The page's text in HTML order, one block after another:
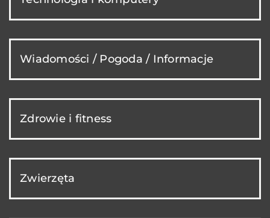
Wiadomości / Pogoda / Informacje
Zdrowie i fitness
Zwierzęta